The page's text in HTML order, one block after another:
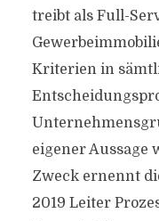
treibt als Full-
Kriterien in
eigener Aussage
Zweck ernennt
2019 Leiter